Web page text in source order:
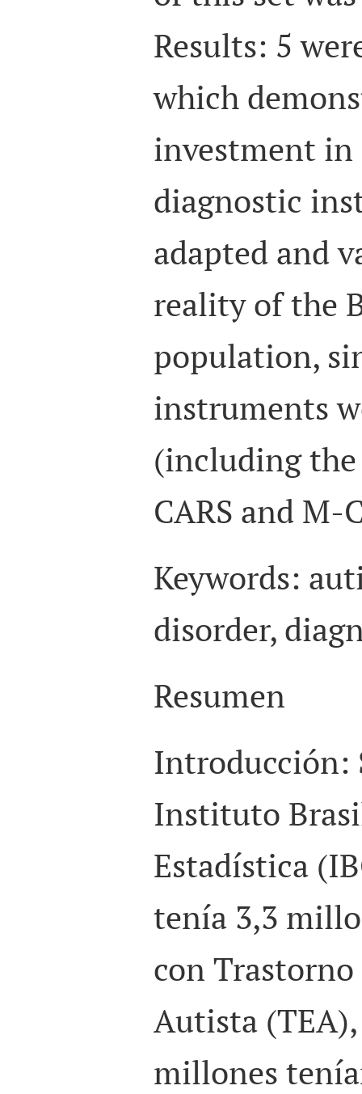
Results: 5
which
investment in
diagnostic
adapted and
reality of the
population,
instruments
(including the
CARS and M-
Keywords:
disorder,
Resumen
Introducción:
Instituto
Estadística
tenía 3,3
con
Autista
millones